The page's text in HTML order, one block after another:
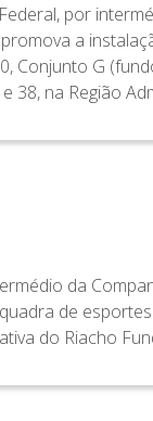
por
a
Conjunto G
38, na Região
da
de
do Riacho